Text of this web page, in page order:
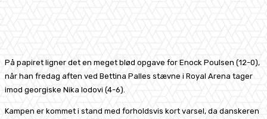
På papiret ligner det en meget blød opgave for Enock Poulsen (12-0),
når han fredag aften ved Bettina Palles stævne i Royal Arena tager
imod georgiske Nika Iodovi (4-6).
Kampen er kommet i stand med forholdsvis kort varsel, da danskeren